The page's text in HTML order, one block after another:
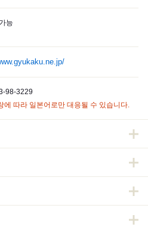
능
98-3229
에 따라 일본어로만 대응될 수 있습니다.